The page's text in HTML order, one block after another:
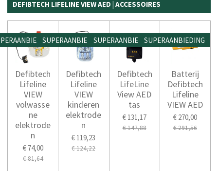
DEFIBTECH LIFELINE VIEW AED | ACCESSOIRES
Defibtech
Lifeline
VIEW
volwasse
ne
elektrode
n
€ 74,00
€ 81,64
SUPERAANBIEDING
Defibtech
Lifeline
VIEW
kinderen
elektrode
n
€ 119,23
€ 124,22
SUPERAANBIEDING
Defibtech
LifeLine
View AED
tas
€ 131,17
€ 147,88
SUPERAANBIEDING
Batterij
Defibtech
Lifeline
VIEW AED
€ 270,00
€ 291,56